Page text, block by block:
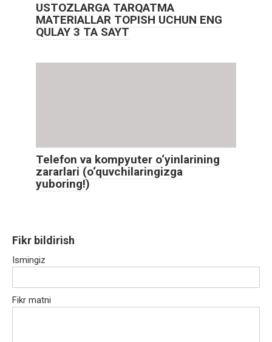
USTOZLARGA TARQATMA
MATERIALLAR TOPISH UCHUN ENG
QULAY 3 TA SAYT
Telefon va kompyuter o‘yinlarining
zararlari (o‘quvchilaringizga
yuboring!)
Fikr bildirish
Ismingiz
Fikr matni